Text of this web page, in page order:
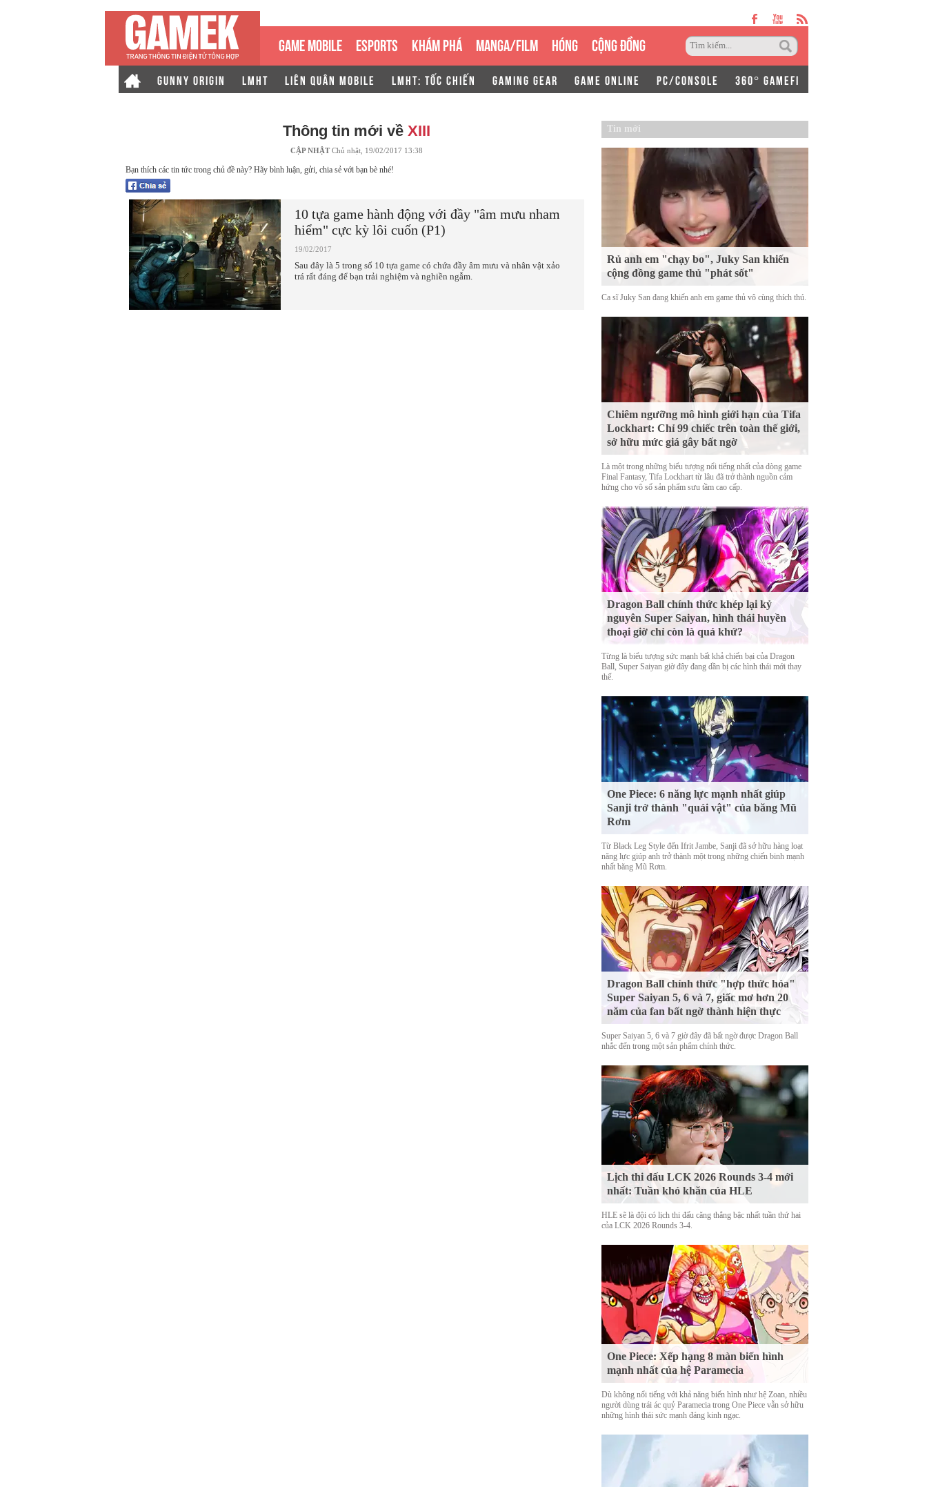
GAME MOBILE ESPORTS KHÁM PHÁ MANGA/FILM HÓNG CỘNG ĐỒNG
GUNNY ORIGIN LMHT LIÊN QUÂN MOBILE LMHT: TỐC CHIẾN GAMING GEAR GAME ONLINE PC/CONSOLE 360° GAMEFI
Thông tin mới về XIII
CẬP NHẬTChủ nhật, 19/02/2017 13:38
Bạn thích các tin tức trong chủ đề này? Hãy bình luận, gửi, chia sẻ với bạn bè nhé!
10 tựa game hành động với đầy "âm mưu nham
hiểm" cực kỳ lôi cuốn (P1)
19/02/2017
Sau đây là 5 trong số 10 tựa game có chứa đầy âm mưu và nhân vật xảo
trá rất đáng để bạn trải nghiệm và nghiền ngẫm.
Tin mới
Rủ anh em "chạy bo", Juky San khiến
cộng đồng game thủ "phát sốt"
Ca sĩ Juky San đang khiến anh em game thủ vô cùng thích thú.
Chiêm ngưỡng mô hình giới hạn của Tifa
Lockhart: Chỉ 99 chiếc trên toàn thế giới,
sở hữu mức giá gây bất ngờ
Là một trong những biểu tượng nổi tiếng nhất của dòng game
Final Fantasy, Tifa Lockhart từ lâu đã trở thành nguồn cảm
hứng cho vô số sản phẩm sưu tầm cao cấp.
Dragon Ball chính thức khép lại kỷ
nguyên Super Saiyan, hình thái huyền
thoại giờ chỉ còn là quá khứ?
Từng là biểu tượng sức mạnh bất khả chiến bại của Dragon
Ball, Super Saiyan giờ đây đang dần bị các hình thái mới thay
thế.
One Piece: 6 năng lực mạnh nhất giúp
Sanji trở thành "quái vật" của băng Mũ
Rơm
Từ Black Leg Style đến Ifrit Jambe, Sanji đã sở hữu hàng loạt
năng lực giúp anh trở thành một trong những chiến binh mạnh
nhất băng Mũ Rơm.
Dragon Ball chính thức "hợp thức hóa"
Super Saiyan 5, 6 và 7, giấc mơ hơn 20
năm của fan bất ngờ thành hiện thực
Super Saiyan 5, 6 và 7 giờ đây đã bất ngờ được Dragon Ball
nhắc đến trong một sản phẩm chính thức.
Lịch thi đấu LCK 2026 Rounds 3-4 mới
nhất: Tuần khó khăn của HLE
HLE sẽ là đội có lịch thi đấu căng thẳng bậc nhất tuần thứ hai
của LCK 2026 Rounds 3-4.
One Piece: Xếp hạng 8 màn biến hình
mạnh nhất của hệ Paramecia
Dù không nổi tiếng với khả năng biến hình như hệ Zoan, nhiều
người dùng trái ác quỷ Paramecia trong One Piece vẫn sở hữu
những hình thái sức mạnh đáng kinh ngạc.